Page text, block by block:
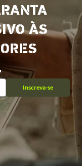
ÀS
Inscreva-se